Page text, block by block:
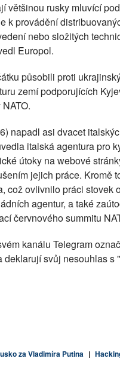
většinou rusky mluvící
k provádění
nebo složitých
Europol.
působili proti
zemí podporujících
napadl asi dvacet
italská agentura pro
útoky na webové
jejich práce. Kromě
což ovlivnilo práci stovek
agentur, a také
červnového summitu
kanálu Telegram
svůj nesouhlas s
za Vladimíra Putina |